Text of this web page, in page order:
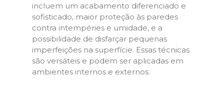
incluem um acabamento diferenciado e
sofisticado, maior proteção às paredes
contra intempéries e umidade, e a
possibilidade de disfarçar pequenas
imperfeições na superfície. Essas técnicas
são versáteis e podem ser aplicadas em
ambientes internos e externos.